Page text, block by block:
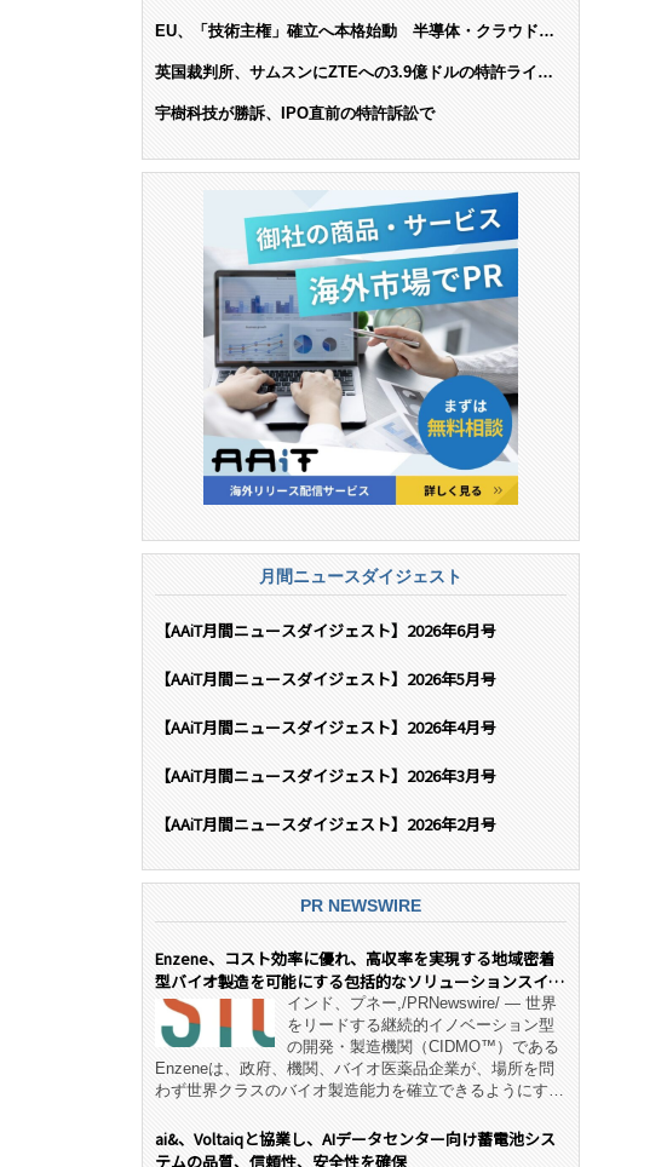
EU、「技術主権」確立へ本格始動 半導体・クラウド・
英国裁判所、サムスンにZTEへの3.9億ドルの特許ライセ
宇樹科技が勝訴、IPO直前の特許訴訟で
月間ニュースダイジェスト
【AAiT月間ニュースダイジェスト】2026年6月号
【AAiT月間ニュースダイジェスト】2026年5月号
【AAiT月間ニュースダイジェスト】2026年4月号
【AAiT月間ニュースダイジェスト】2026年3月号
【AAiT月間ニュースダイジェスト】2026年2月号
PR NEWSWIRE
Enzene、コスト効率に優れ、高収率を実現する地域密着
型バイオ製造を可能にする包括的なソリューションスイー
ト「NeX™」 をリリースインド、プネー,/PRNewswire/ — 世界
をリードする継続的イノベーション型
の開発・製造機関（CIDMO™）である
Enzeneは、政府、機関、バイオ医薬品企業が、場所を問
わず世界クラスのバイオ製造能力を確立できるようにす
デル「NeX™」の立ち上げを発表しました。 同社の実績
あるEnzeneX® fully‑connected continuous
ai&、Voltaiqと協業し、AIデータセンター向け蓄電池シス
テムの品質、信頼性、安全性を確保